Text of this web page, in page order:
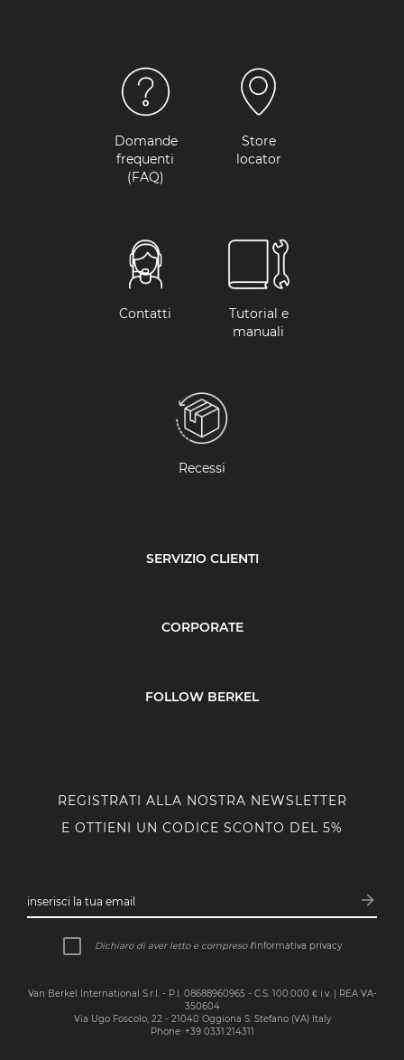
Domande
frequenti
(FAQ)
Store
locator
Contatti
Tutorial e
manuali
Recessi
SERVIZIO CLIENTI
CORPORATE
FOLLOW BERKEL
REGISTRATI ALLA NOSTRA NEWSLETTER
E OTTIENI UN CODICE SCONTO DEL 5%
inserisci la tua email arrow_forward
Dichiaro di aver letto e compreso l’informativa privacy
Van Berkel International S.r.l. - P.I. 08688960965 - C.S. 100.000 € i.v. | REA VA-
350604
Via Ugo Foscolo, 22 - 21040 Oggiona S. Stefano (VA) Italy
Phone: +39 0331.214311